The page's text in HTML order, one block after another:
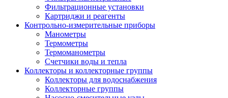
Фильтрационные установки
Картриджи и реагенты
Контрольно-измерительные приборы
Манометры
Термометры
Термоманометры
Счетчики воды и тепла
Коллекторы и коллекторные группы
Коллекторы для водоснабжения
Коллекторные группы